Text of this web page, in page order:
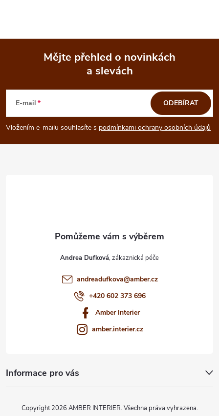
p
a
Mějte přehled o novinkách
a slevách
E-mail
Vložením e-mailu souhlasíte s podmínkami ochrany osobních údajů
ODEBÍRAT
Informace pro vás
Andrea Dufková
andreadufkova@amber.cz
+420 602 373 696
Amber Interier
amber.interier.cz
Copyright 2026 AMBER INTERIER. Všechna práva vyhrazena.